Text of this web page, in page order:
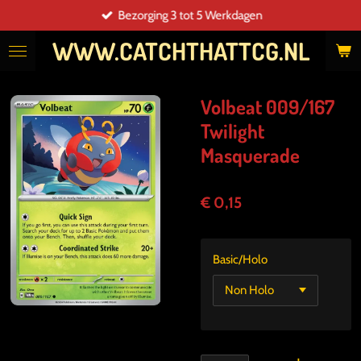
direct
naar
WWW.CATCHTHATTCG.NL
Bezorging 3 tot 5 Werkdagen
Volbeat 009/167
Twilight
Masquerade
€ 0,15
Basic/Holo